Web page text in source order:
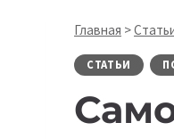
Главная >
СТАТЬИ